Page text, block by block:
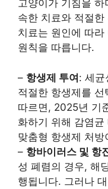
고양이가 기침을
속한 치료와 적절
치료는 원인에 따
원칙을 따릅니다.
– 항생제 투여: 세균
적절한 항생제를
따르면, 2025년 기
화하기 위해 감염
맞춤형 항생제 처
– 항바이러스 및 항
성 폐렴의 경우, 해
행됩니다. 그러나